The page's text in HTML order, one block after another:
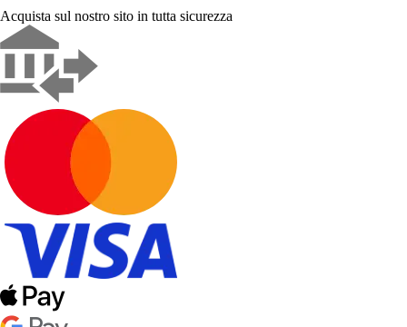
Acquista sul nostro sito in tutta sicurezza